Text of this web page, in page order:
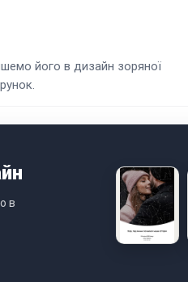
його в дизайн зоряної
в